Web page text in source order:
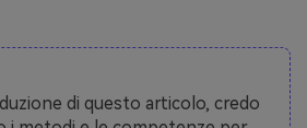
di questo articolo, credo